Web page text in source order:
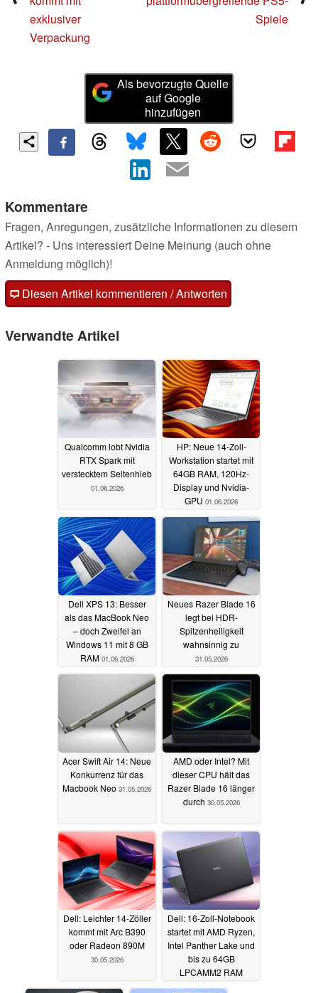
exklusiver
Verpackung
Spiele
Als bevorzugte Quelle
auf Google
hinzufügen
Kommentare
Fragen, Anregungen, zusätzliche Informationen zu diesem
Artikel? - Uns interessiert Deine Meinung (auch ohne
Anmeldung möglich)!
Diesen Artikel kommentieren / Antworten
Verwandte Artikel
Qualcomm lobt Nvidia
RTX Spark mit
verstecktem Seitenhieb
01.06.2026
HP: Neue 14-Zoll-
Workstation startet mit
64GB RAM, 120Hz-
Display und Nvidia-
GPU 01.06.2026
Dell XPS 13: Besser
als das MacBook Neo
– doch Zweifel an
Windows 11 mit 8 GB
RAM 01.06.2026
Neues Razer Blade 16
legt bei HDR-
Spitzenhelligkeit
wahnsinnig zu
31.05.2026
Acer Swift Air 14: Neue
Konkurrenz für das
Macbook Neo 31.05.2026
AMD oder Intel? Mit
dieser CPU hält das
Razer Blade 16 länger
durch 30.05.2026
Dell: Leichter 14-Zöller
kommt mit Arc B390
oder Radeon 890M
30.05.2026
Dell: 16-Zoll-Notebook
startet mit AMD Ryzen,
Intel Panther Lake und
bis zu 64GB
LPCAMM2 RAM
29.05.2026